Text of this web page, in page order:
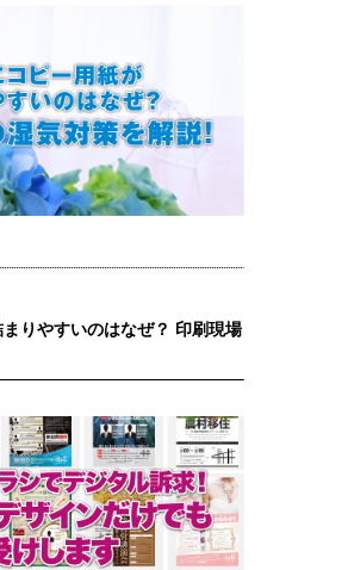
りやすいのはなぜ？ 印刷現場